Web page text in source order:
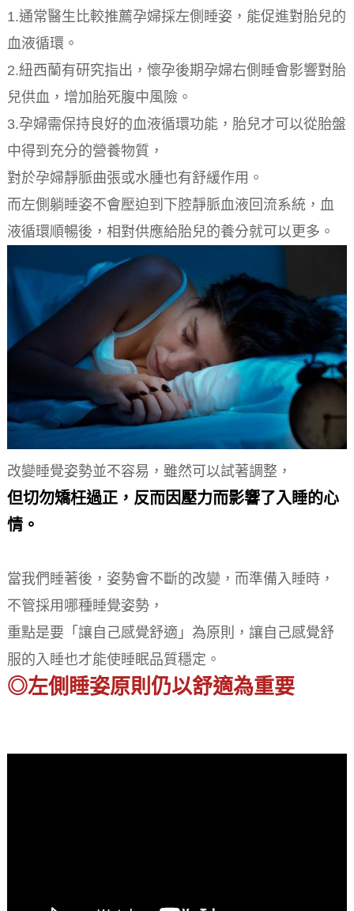
1.通常醫生比較推薦孕婦採左側睡姿，能促進對胎兒的
血液循環。
2.紐西蘭有研究指出，懷孕後期孕婦右側睡會影響對胎
兒供血，增加胎死腹中風險。
3.孕婦需保持良好的血液循環功能，胎兒才可以從胎盤
中得到充分的營養物質，
對於孕婦靜脈曲張或水腫也有舒緩作用。
而左側躺睡姿不會壓迫到下腔靜脈血液回流系統，血
液循環順暢後，相對供應給胎兒的養分就可以更多。
改變睡覺姿勢並不容易，雖然可以試著調整，
但切勿矯枉過正，反而因壓力而影響了入睡的心
情。
當我們睡著後，姿勢會不斷的改變，而準備入睡時，
不管採用哪種睡覺姿勢，
重點是要「讓自己感覺舒適」為原則，讓自己感覺舒
服的入睡也才能使睡眠品質穩定。
◎左側睡姿原則仍以舒適為重要